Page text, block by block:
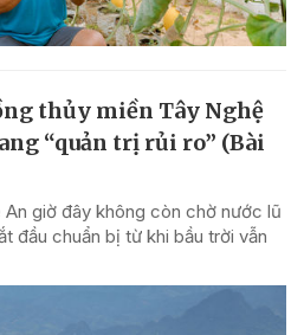
thủy miền Tây Nghệ
“quản trị rủi ro” (Bài
giờ đây không còn chờ nước lũ
đầu chuẩn bị từ khi bầu trời vẫn